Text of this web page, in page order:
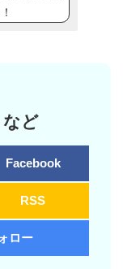
ど
Facebook
RSS
ロー